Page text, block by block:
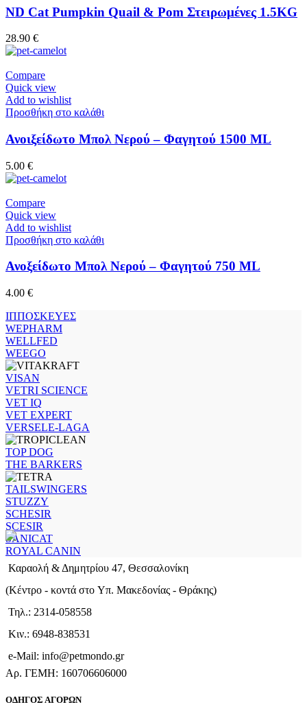
ND Cat Pumpkin Quail & Pom Στειρωμένες 1.5KG
28.90 €
Compare
Quick view
Add to wishlist
Προσθήκη στο καλάθι
Ανοιξείδωτο Μπολ Νερού – Φαγητού 1500 ML
5.00 €
Compare
Quick view
Add to wishlist
Προσθήκη στο καλάθι
Ανοξείδωτο Μπολ Νερού – Φαγητού 750 ML
4.00 €
ΙΠΠΟΣΚΕΥΕΣ
WEPHARM
WELLFED
WEEGO
VISAN
VETRI SCIENCE
VET IQ
VET EXPERT
VERSELE-LAGA
TOP DOG
THE BARKERS
TAILSWINGERS
STUZZY
SCHESIR
SCESIR
SANICAT
ROYAL CANIN
Καραολή & Δημητρίου 47, Θεσσαλονίκη
(Kέντρο - κοντά στο Yπ. Μακεδονίας - Θράκης)
Τηλ.: 2314-058558
Κιν.: 6948-838531
e-Mail: info@petmondo.gr
Aρ. ΓΕΜΗ: 160706606000
ΟΔΗΓΟΣ ΑΓΟΡΩΝ